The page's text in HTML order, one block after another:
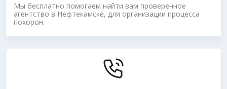
Мы бесплатно помогаем найти вам проверенное
агентство в Нефтекамске, для организации процесса
похорон.